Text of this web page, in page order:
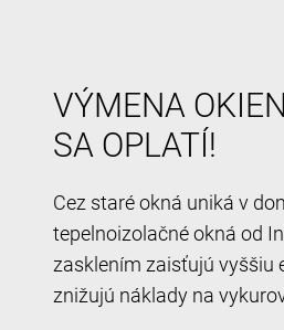
VÝMENA
SA OPLATÍ!
Cez staré okná uniká v
tepelnoizolačné okná od
zasklením zaisťujú vyššiu
znižujú náklady na